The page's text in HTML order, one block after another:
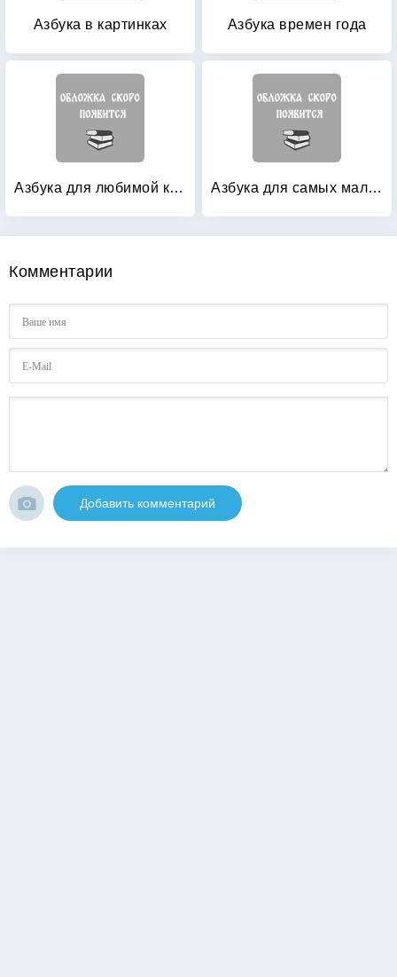
Азбука в картинках Азбука времен года
Азбука для любимой куклы: + кукла Азбука для самых маленьких
Комментарии